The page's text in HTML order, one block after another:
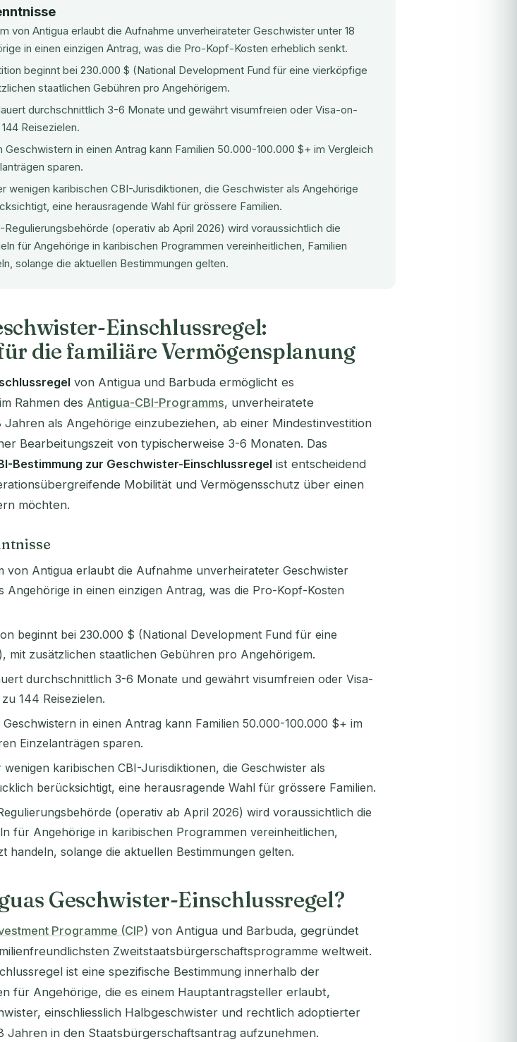
von Antigua erlaubt die Aufnahme unverheirateter Geschwister unter 18
in einen einzigen Antrag, was die Pro-Kopf-Kosten erheblich senkt.
beginnt bei 230.000 $ (National Development Fund für eine vierköpfige
staatlichen Gebühren pro Angehörigem.
durchschnittlich 3-6 Monate und gewährt visumfreien oder Visa-on-
Reisezielen.
Geschwistern in einen Antrag kann Familien 50.000-100.000 $+ im Vergleich
sparen.
wenigen karibischen CBI-Jurisdiktionen, die Geschwister als Angehörige
eine herausragende Wahl für grössere Familien.
-Regulierungsbehörde (operativ ab April 2026) wird voraussichtlich die
für Angehörige in karibischen Programmen vereinheitlichen, Familien
solange die aktuellen Bestimmungen gelten.
Einschlussregel:
die familiäre Vermögensplanung
von Antigua und Barbuda ermöglicht es
Rahmen des Antigua-CBI-Programms, unverheiratete
Jahren als Angehörige einzubeziehen, ab einer Mindestinvestition
Bearbeitungszeit von typischerweise 3-6 Monaten. Das
Bestimmung zur Geschwister-Einschlussregel ist entscheidend
Mobilität und Vermögensschutz über einen
möchten.
von Antigua erlaubt die Aufnahme unverheirateter Geschwister
Angehörige in einen einzigen Antrag, was die Pro-Kopf-Kosten
beginnt bei 230.000 $ (National Development Fund für eine
mit zusätzlichen staatlichen Gebühren pro Angehörigem.
durchschnittlich 3-6 Monate und gewährt visumfreien oder Visa-
144 Reisezielen.
in einen Antrag kann Familien 50.000-100.000 $+ im
Einzelanträgen sparen.
wenigen karibischen CBI-Jurisdiktionen, die Geschwister als
berücksichtigt, eine herausragende Wahl für grössere Familien.
(operativ ab April 2026) wird voraussichtlich die
für Angehörige in karibischen Programmen vereinheitlichen,
handeln, solange die aktuellen Bestimmungen gelten.
Geschwister-Einschlussregel?
Programme (CIP) von Antigua und Barbuda, gegründet
Zweitstaatsbürgerschaftsprogramme weltweit.
ist eine spezifische Bestimmung innerhalb der
für Angehörige, die es einem Hauptantragsteller erlaubt,
einschliesslich Halbgeschwister und rechtlich adoptierter
Jahren in den Staatsbürgerschaftsantrag aufzunehmen.